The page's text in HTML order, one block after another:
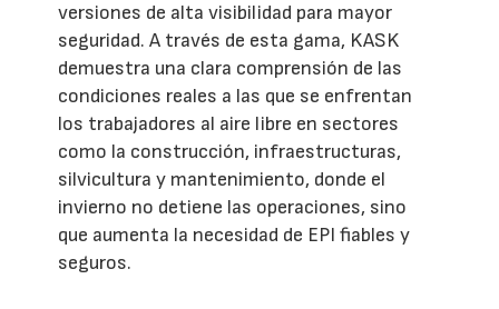
versiones de alta visibilidad para mayor
seguridad. A través de esta gama, KASK
demuestra una clara comprensión de las
condiciones reales a las que se enfrentan
los trabajadores al aire libre en sectores
como la construcción, infraestructuras,
silvicultura y mantenimiento, donde el
invierno no detiene las operaciones, sino
que aumenta la necesidad de EPI fiables y
seguros.